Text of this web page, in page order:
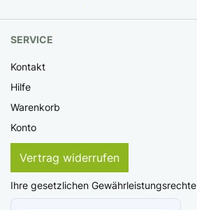
SERVICE
Kontakt
Hilfe
Warenkorb
Konto
Vertrag widerrufen
Ihre gesetzlichen Gewährleistungsrechte